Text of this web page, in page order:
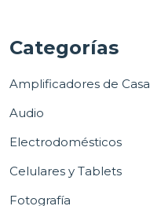
Categorías
Amplificadores de Casa
Audio
Electrodomésticos
Celulares y Tablets
Fotografía